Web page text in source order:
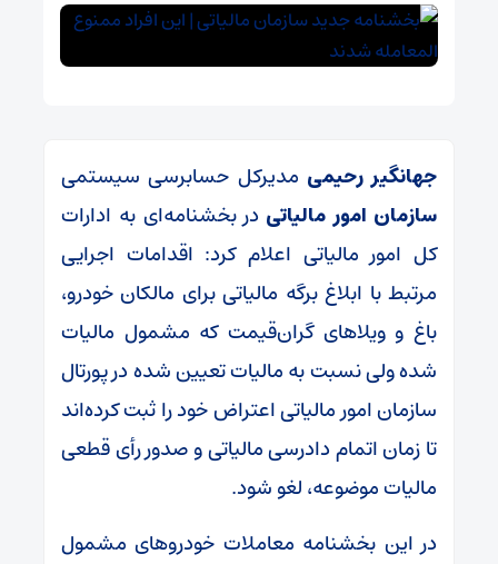
جهانگیر رحیمی مدیرکل حسابرسی سیستمی
سازمان امور مالیاتی در بخشنامه‌ای به ادارات
کل امور مالیاتی اعلام کرد: اقدامات اجرایی
مرتبط با ابلاغ برگه مالیاتی برای مالکان خودرو،
باغ و ویلاهای گران‌قیمت که مشمول مالیات
شده ولی نسبت به مالیات تعیین شده در پورتال
سازمان امور مالیاتی اعتراض خود را ثبت کرده‌اند
تا زمان اتمام دادرسی مالیاتی و صدور رأی قطعی
مالیات موضوعه، لغو شود.
در این بخشنامه معاملات خودروهای مشمول